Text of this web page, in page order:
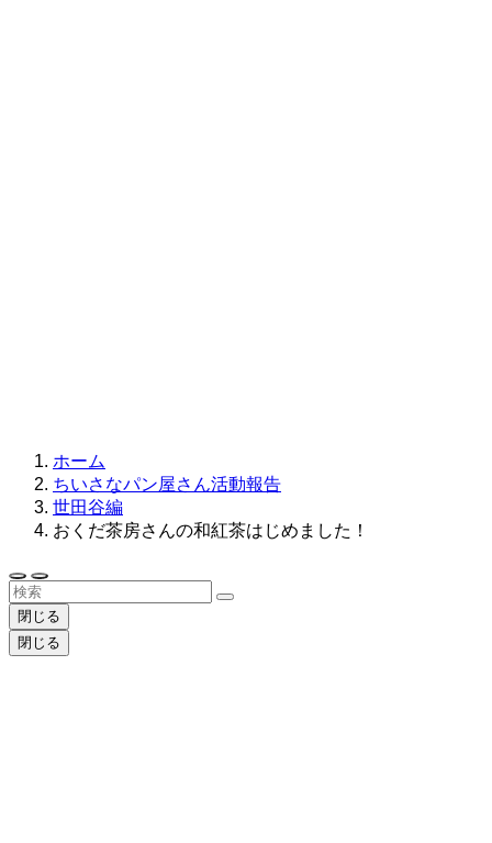
ホーム
ちいさなパン屋さん活動報告
世田谷編
おくだ茶房さんの和紅茶はじめました！
閉じる
閉じる